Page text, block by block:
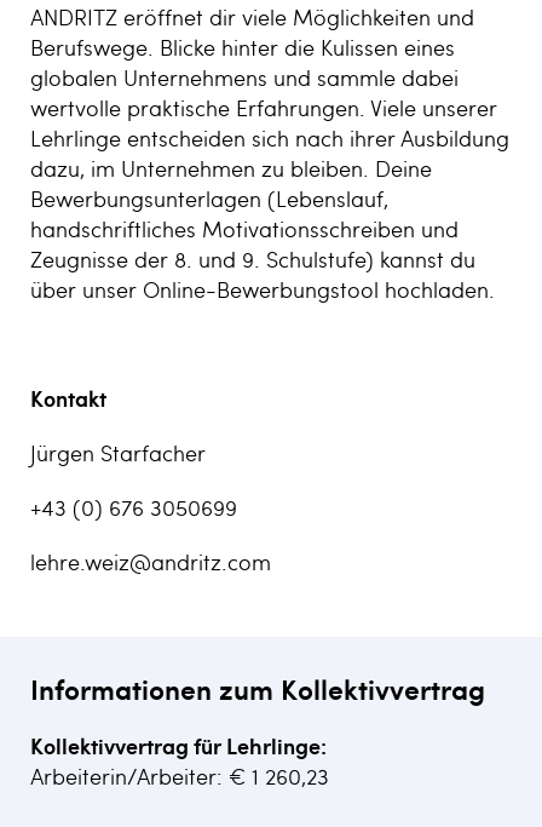
ANDRITZ eröffnet dir viele Möglichkeiten und
Berufswege. Blicke hinter die Kulissen eines
globalen Unternehmens und sammle dabei
wertvolle praktische Erfahrungen. Viele unserer
Lehrlinge entscheiden sich nach ihrer Ausbildung
dazu, im Unternehmen zu bleiben. Deine
Bewerbungsunterlagen (Lebenslauf,
handschriftliches Motivationsschreiben und
Zeugnisse der 8. und 9. Schulstufe) kannst du
über unser Online-Bewerbungstool hochladen.
Kontakt
Jürgen Starfacher
+43 (0) 676 3050699
lehre.weiz@andritz.com
Informationen zum Kollektivvertrag
Kollektivvertrag für Lehrlinge:
Arbeiterin/Arbeiter: € 1 260,23